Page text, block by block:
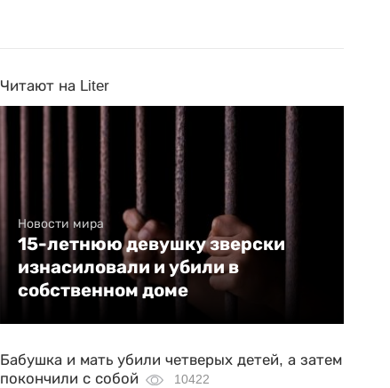
Читают на Liter
Новости мира
15-летнюю девушку зверски
изнасиловали и убили в
собственном доме
Бабушка и мать убили четверых детей, а затем
покончили с собой
10422